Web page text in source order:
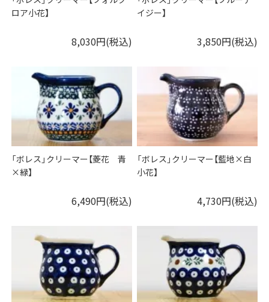
ロア小花】
8,030円(税込)
イジー】
3,850円(税込)
「ボレス」クリーマー【菱花 青
×緑】
6,490円(税込)
「ボレス」クリーマー【藍地×白
小花】
4,730円(税込)